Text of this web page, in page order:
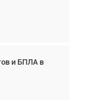
и БПЛА в
к